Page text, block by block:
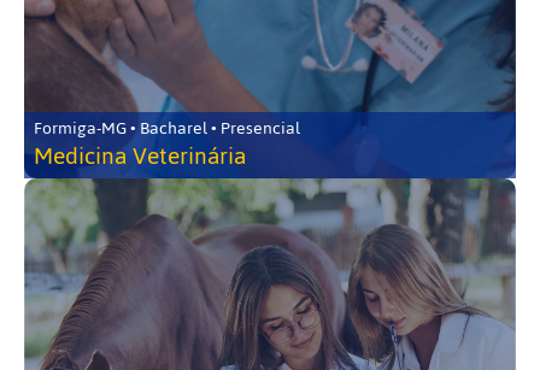
Formiga-MG • Bacharel • Presencial
Medicina Veterinária